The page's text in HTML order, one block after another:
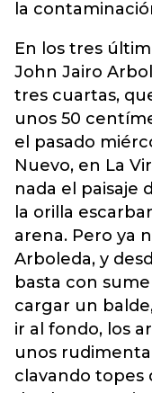
la
En los tres
John Jairo
tres cuartas,
unos 50
el pasado
Nuevo, en La
nada el paisaje
la orilla
arena. Pero ya
Arboleda, y
basta con
cargar un
ir al fondo, los
unos
clavando topes